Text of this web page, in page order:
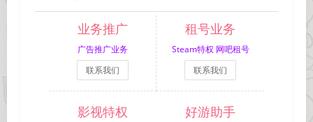
业务推广
广告推广业务
联系我们
租号业务
Steam特权 网吧租号
联系我们
影视特权 好游助手